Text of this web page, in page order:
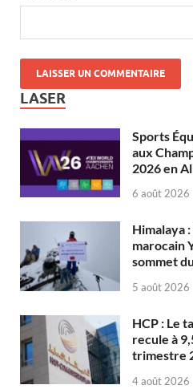
LASER
Sports
aux
2026 en
6 août 2026
Himalaya :
marocain
sommet
5 août 2026
HCP : Le
recule à
trimestre
4 août 2026